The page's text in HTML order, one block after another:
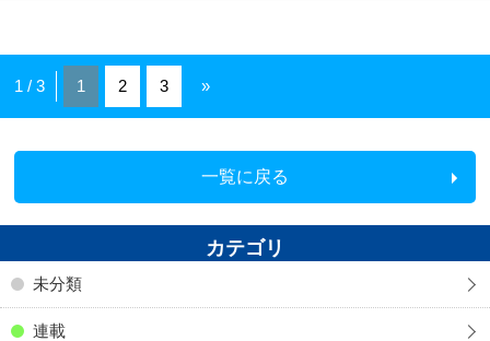
1 / 3 1 2 3 »
一覧に戻る
カテゴリ
未分類
連載